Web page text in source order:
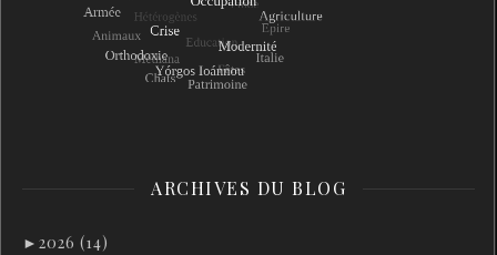
ARCHIVES DU BLOG
► 2026 (14)